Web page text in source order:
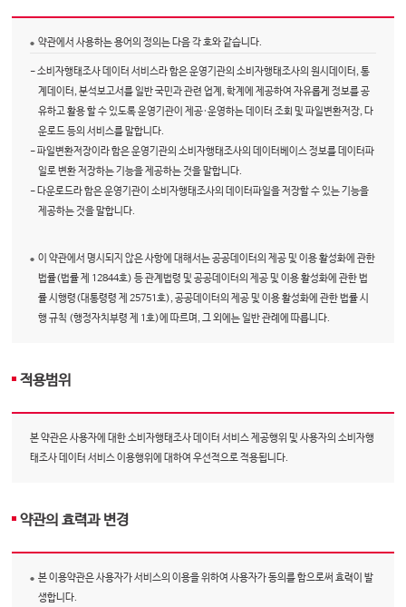
약관에서 사용하는 용어의 정의는 다음 각 호와 같습니다.
- 소비자행태조사 데이터 서비스라 함은 운영기관의 소비자행태조사의 원시데이터, 통
계데이터, 분석보고서를 일반 국민과 관련 업계, 학계에 제공하여 자유롭게 정보를 공
유하고 활용 할 수 있도록 운영기관이 제공·운영하는 데이터 조회 및 파일변환저장, 다
운로드 등의 서비스를 말합니다.
- 파일변환저장이라 함은 운영기관의 소비자행태조사의 데이터베이스 정보를 데이터파
일로 변환 저장하는 기능을 제공하는 것을 말합니다.
- 다운로드라 함은 운영기관이 소비자행태조사의 데이터파일을 저장할 수 있는 기능을
제공하는 것을 말합니다.
이 약관에서 명시되지 않은 사항에 대해서는 공공데이터의 제공 및 이용 활성화에 관한
법률(법률 제 12844호) 등 관계법령 및 공공데이터의 제공 및 이용 활성화에 관한 법
률 시행령(대통령령 제 25751호), 공공데이터의 제공 및 이용 활성화에 관한 법률 시
행 규칙 (행정자치부령 제 1호)에 따르며, 그 외에는 일반 관례에 따릅니다.
적용범위
본 약관은 사용자에 대한 소비자행태조사 데이터 서비스 제공행위 및 사용자의 소비자행
태조사 데이터 서비스 이용행위에 대하여 우선적으로 적용됩니다.
약관의 효력과 변경
본 이용약관은 사용자가 서비스의 이용을 위하여 사용자가 동의를 함으로써 효력이 발
생합니다.